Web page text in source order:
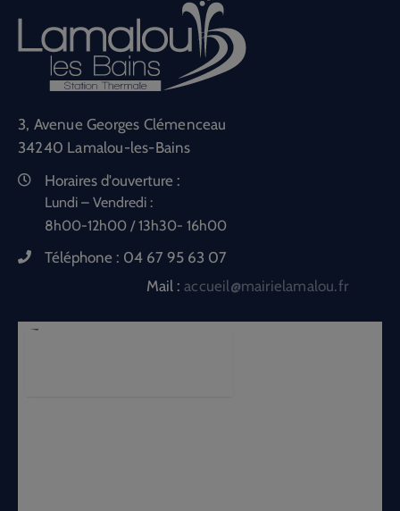
3, Avenue Georges Clémenceau
34240 Lamalou-les-Bains
Horaires d'ouverture :
Lundi – Vendredi :
8h00-12h00 / 13h30- 16h00
Téléphone : 04 67 95 63 07
Mail :accueil@mairielamalou.fr